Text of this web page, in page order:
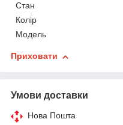
Стан
Колір
Модель
Приховати
Умови доставки
Нова Пошта